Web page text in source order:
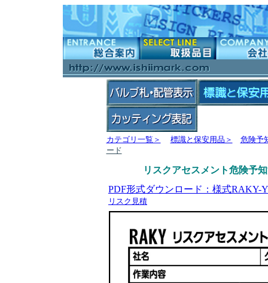
カテゴリ一覧＞ 標識と保安用品＞
危険予
ード
リスクアセスメント危険
PDF形式ダウンロード： 様式RAKY-
リスク見積